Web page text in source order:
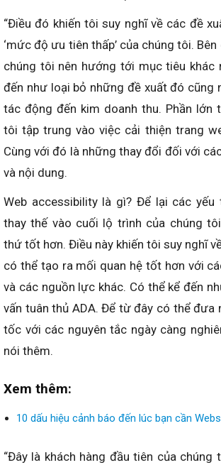
“Điều đó khiến tôi suy nghĩ về các đề
‘mức độ ưu tiên thấp’ của chúng tôi.
chúng tôi nên hướng tới mục tiêu khác
đến như loại bỏ những đề xuất đó cũng
tác động đến kim doanh thu. Phần lớn
tôi tập trung vào việc cải thiện trang
Cùng với đó là những thay đổi đối với
và nội dung.
Web accessibility là gì? Để lại các yếu
thay thế vào cuối lộ trình của chúng
thứ tốt hơn. Điều này khiến tôi suy nghĩ
có thể tạo ra mối quan hệ tốt hơn với
và các nguồn lực khác. Có thể kể đến
vấn tuân thủ ADA. Để từ đây có thể đưa
tốc với các nguyên tắc ngày càng
nói thêm.
Xem thêm:
10 dấu hiệu cảnh báo đến lúc bạn cần
“Đây là khách hàng đầu tiên của chúng